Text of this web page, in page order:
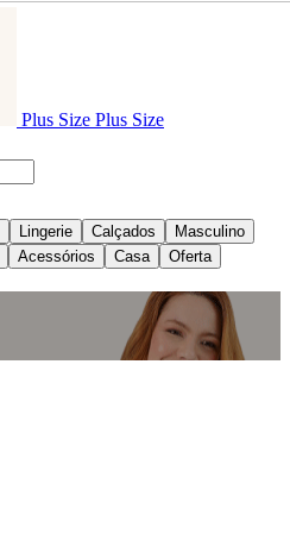
Plus Size Plus Size
Lingerie Calçados
Masculino
Acessórios Casa Oferta